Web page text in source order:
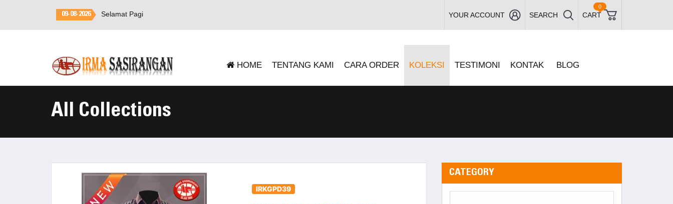
09-08-2026
Selamat Pagi YOUR ACCOUNT SEARCH CART
0
HOME TENTANG KAMI CARA ORDER KOLEKSI TESTIMONI KONTAK BLOG
All Collections
IRKGPD39
CATEGORY